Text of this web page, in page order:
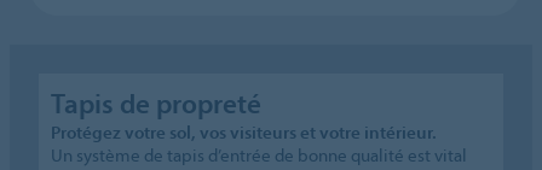
Tapis de propreté
Protégez votre sol, vos visiteurs et votre intérieur.
Un système de tapis d’entrée de bonne qualité est vital